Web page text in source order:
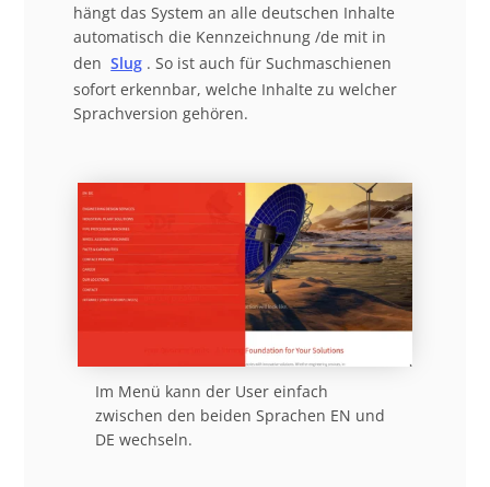
hängt das System an alle deutschen Inhalte
automatisch die Kennzeichnung /de mit in
den Slug . So ist auch für Suchmaschienen
sofort erkennbar, welche Inhalte zu welcher
Sprachversion gehören.
Im Menü kann der User einfach
zwischen den beiden Sprachen EN und
DE wechseln.